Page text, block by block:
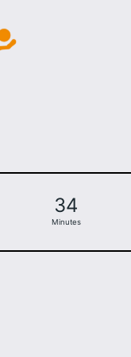
34
Minutes